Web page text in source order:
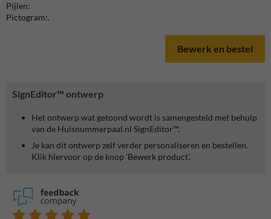
SignEditor™ ontwerp
Het ontwerp wat getoond wordt is samengesteld met behulp
van de Huisnummerpaal.nl SignEditor™.
Je kan dit ontwerp zelf verder personaliseren en bestellen.
Klik hiervoor op de knop 'Bewerk product'.
Pijlen:
Pictogram:.
Bewerk en bestel